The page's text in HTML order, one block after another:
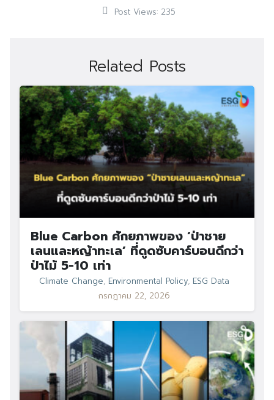
Search
Search
Post Views: 235
Related Posts
Blue Carbon ศักยภาพของ ‘ป่าชาย
เลนและหญ้าทะเล’ ที่ดูดซับคาร์บอนดีกว่า
ป่าไม้ 5-10 เท่า
Climate Change, Environmental Policy, ESG Data
กรกฎาคม 22, 2026